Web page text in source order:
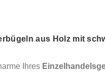
aus Holz mit
Ihres